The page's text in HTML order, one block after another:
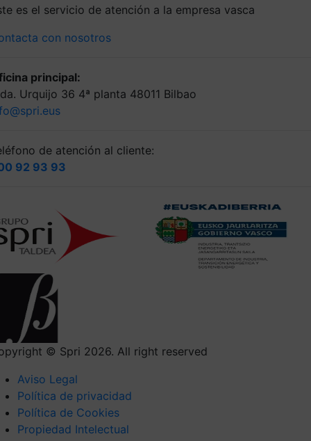
es el servicio de atención a la empresa vasca
con nosotros
principal:
Urquijo 36 4ª planta 48011 Bilbao
de atención al cliente:
92 93 93
© Spri 2026. All right reserved
Aviso Legal
Política de privacidad
Política de Cookies
Propiedad Intelectual